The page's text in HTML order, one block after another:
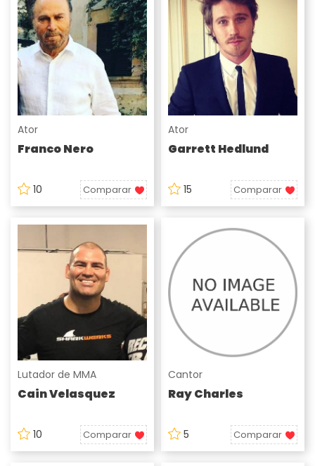
Ator
Franco Nero
10 Comparar
Ator
Garrett Hedlund
15 Comparar
Lutador de MMA
Cain Velasquez
10 Comparar
Cantor
Ray Charles
5 Comparar